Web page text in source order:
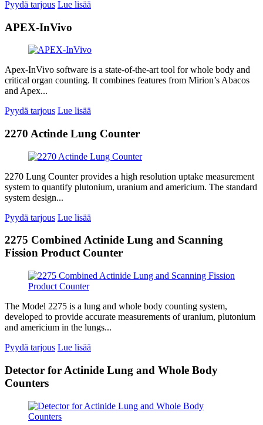
Pyydä tarjous Lue lisää
APEX-InVivo
Apex-InVivo software is a state-of-the-art tool for whole body and
critical organ counting. It combines features from Mirion’s Abacos
and Apex...
Pyydä tarjous Lue lisää
2270 Actinde Lung Counter
2270 Lung Counter provides a high resolution uptake measurement
system to quantify plutonium, uranium and americium. The standard
system design...
Pyydä tarjous Lue lisää
2275 Combined Actinide Lung and Scanning
Fission Product Counter
The Model 2275 is a lung and whole body counting system,
developed to provide accurate measurements of uranium, plutonium
and americium in the lungs...
Pyydä tarjous Lue lisää
Detector for Actinide Lung and Whole Body
Counters